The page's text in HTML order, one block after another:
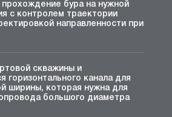
прохождение бура на нужной
с контролем траектории
направленности при
скважины и
горизонтального канала для
ширины, которая нужна для
большого диаметра